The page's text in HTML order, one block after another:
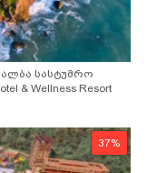
ალბა სასტუმრო
& Wellness Resort
37%